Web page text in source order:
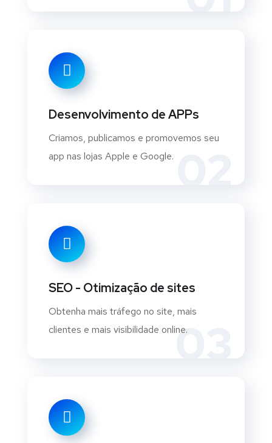
Desenvolvimento de APPs
Criamos, publicamos e promovemos seu
app nas lojas Apple e Google.
03
SEO - Otimização de sites
Obtenha mais tráfego no site, mais
clientes e mais visibilidade online.